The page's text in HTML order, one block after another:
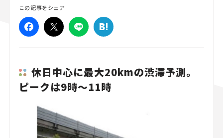
この記事をシェア
休日中心に最大20kmの渋滞予測。
ピークは9時～11時